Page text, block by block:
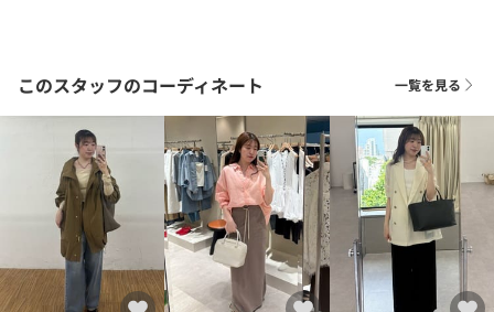
このスタッフのコーディネート 一覧を見る